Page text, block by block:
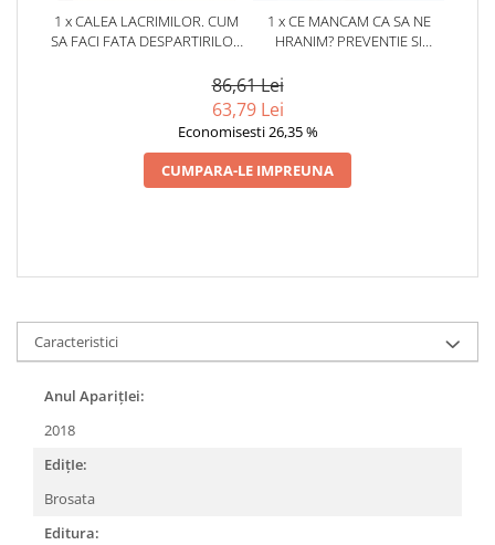
1 x CALEA LACRIMILOR. CUM
SA FACI FATA DESPARTIRILOR
1 x CE MANCAM CA SA NE
HRANIM? PREVENTIE SI
CARDIOVASCULARE SI IN
86,61 Lei
63,79 Lei
Economisesti 26,35 %
CUMPARA-LE IMPREUNA
Caracteristici
Anul AparițIei:
2018
EdițIe:
Brosata
Editura: